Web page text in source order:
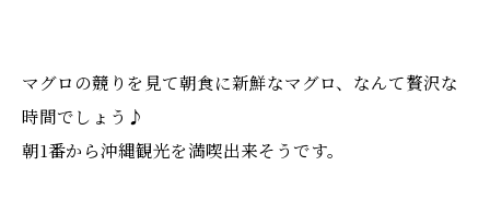
マグロの競りを見て朝食に新鮮なマグロ、なんて贅沢な
時間でしょう♪
朝1番から沖縄観光を満喫出来そうです。